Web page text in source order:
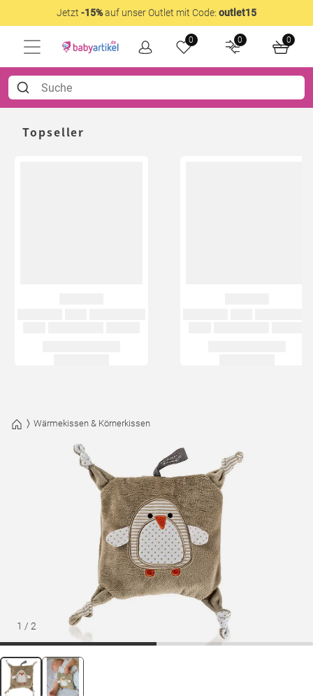
Jetzt -15%auf unser Outlet mit Code: outlet15
0 0 0
Topseller
Wärmekissen & Körnerkissen
1 / 2